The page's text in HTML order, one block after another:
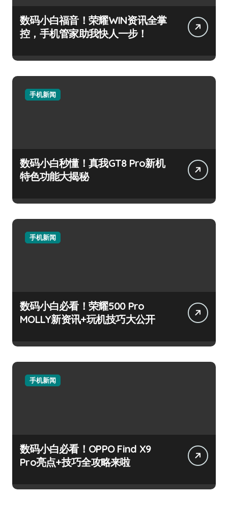
数码小白福音！荣耀WIN资讯全掌
控，手机管家助我快人一步！
手机新闻
数码小白秒懂！真我GT8 Pro新机
特色功能大揭秘
手机新闻
数码小白必看！荣耀500 Pro
MOLLY新资讯+玩机技巧大公开
手机新闻
数码小白必看！OPPO Find X9
Pro亮点+技巧全攻略来啦